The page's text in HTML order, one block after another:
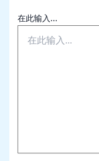
在此输入...